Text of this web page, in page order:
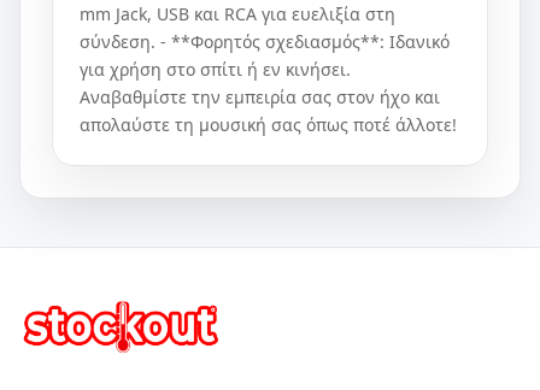
mm Jack, USB και RCA για ευελιξία στη
σύνδεση. - **Φορητός σχεδιασμός**: Ιδανικό
για χρήση στο σπίτι ή εν κινήσει.
Αναβαθμίστε την εμπειρία σας στον ήχο και
απολαύστε τη μουσική σας όπως ποτέ άλλοτε!